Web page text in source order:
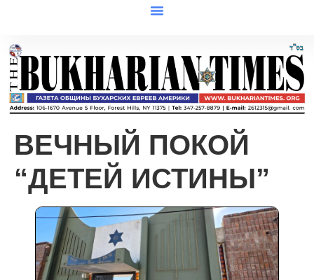
ВЕЧНЫЙ ПОКОЙ
“ДЕТЕЙ ИСТИНЫ”